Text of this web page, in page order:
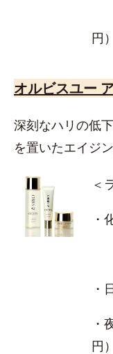
円）
オルビスユー
深刻なハリの低
を置いたエイジ
＜
・
・
・
円）